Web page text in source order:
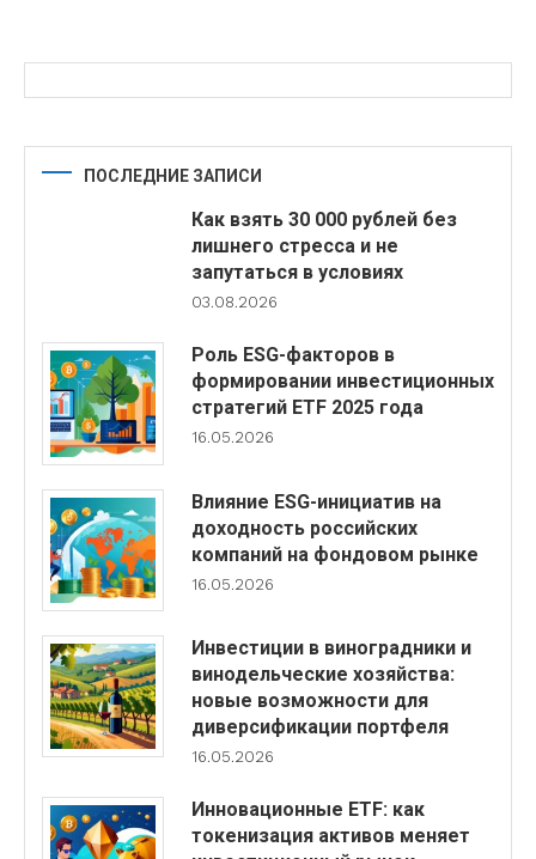
ПОСЛЕДНИЕ ЗАПИСИ
Как взять 30 000 рублей без
лишнего стресса и не
запутаться в условиях
03.08.2026
Роль ESG-факторов в
формировании инвестиционных
стратегий ETF 2025 года
16.05.2026
Влияние ESG-инициатив на
доходность российских
компаний на фондовом рынке
16.05.2026
Инвестиции в виноградники и
винодельческие хозяйства:
новые возможности для
диверсификации портфеля
16.05.2026
Инновационные ETF: как
токенизация активов меняет